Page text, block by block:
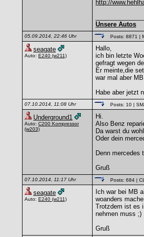
http://
Unsere Autos
05.09.2014, 22:46 Uhr Posts: 8871 |
seagate
Auto: E240 (w211)
Hallo,
ich bin letzte
gefragt wegen
Er meinte,die
war mal aber
Habe aber jetzt
07.10.2014, 11:08 Uhr Posts: 10 |
Underground1
Auto: C200 Kompressor
(w203)
Hi.
Also Benz
Da warst du
Oder dein
Denn mercedes
Gruß
07.10.2014, 11:17 Uhr Posts: 684 |
seagate
Auto: E240 (w211)
Ich war bei MB
woanders
Trotzdem ist es
nehmen muss ;)
Gruß